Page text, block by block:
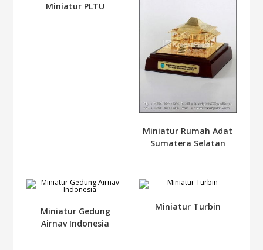
Miniatur PLTU
Miniatur Rumah Adat
Sumatera Selatan
Miniatur Gedung
Airnav Indonesia
Miniatur Turbin